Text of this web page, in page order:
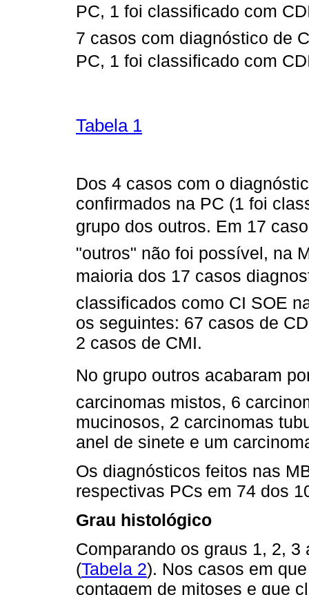
PC, 1 foi classificado com
7 casos com diagnóstico de
PC, 1 foi classificado com
Tabela 1
Dos 4 casos com o
confirmados na PC (1 foi
grupo dos outros. Em 17
"outros" não foi possível, na
maioria dos 17 casos
classificados como CI SOE
os seguintes: 67 casos de
2 casos de CMI.
No grupo outros acabaram
carcinomas mistos, 6
mucinosos, 2 carcinomas
anel de sinete e um
Os diagnósticos feitos nas
respectivas PCs em 74 dos
Grau histológico
Comparando os graus 1, 2,
(Tabela 2). Nos casos em
contagem de mitoses e que